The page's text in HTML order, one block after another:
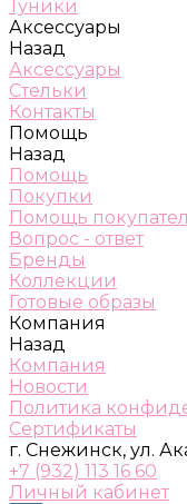
Туники
Аксессуары
Назад
Аксессуары
Стельки
Контакты
Помощь
Назад
Помощь
Покупки
Помощь
Вопрос - ответ
Бренды
Коллекции
Готовые образы
Компания
Назад
Компания
Новости
Политика
Сертификаты
г. Снежинск, ул.
+7 (932) 113 16 60
Личный кабинет